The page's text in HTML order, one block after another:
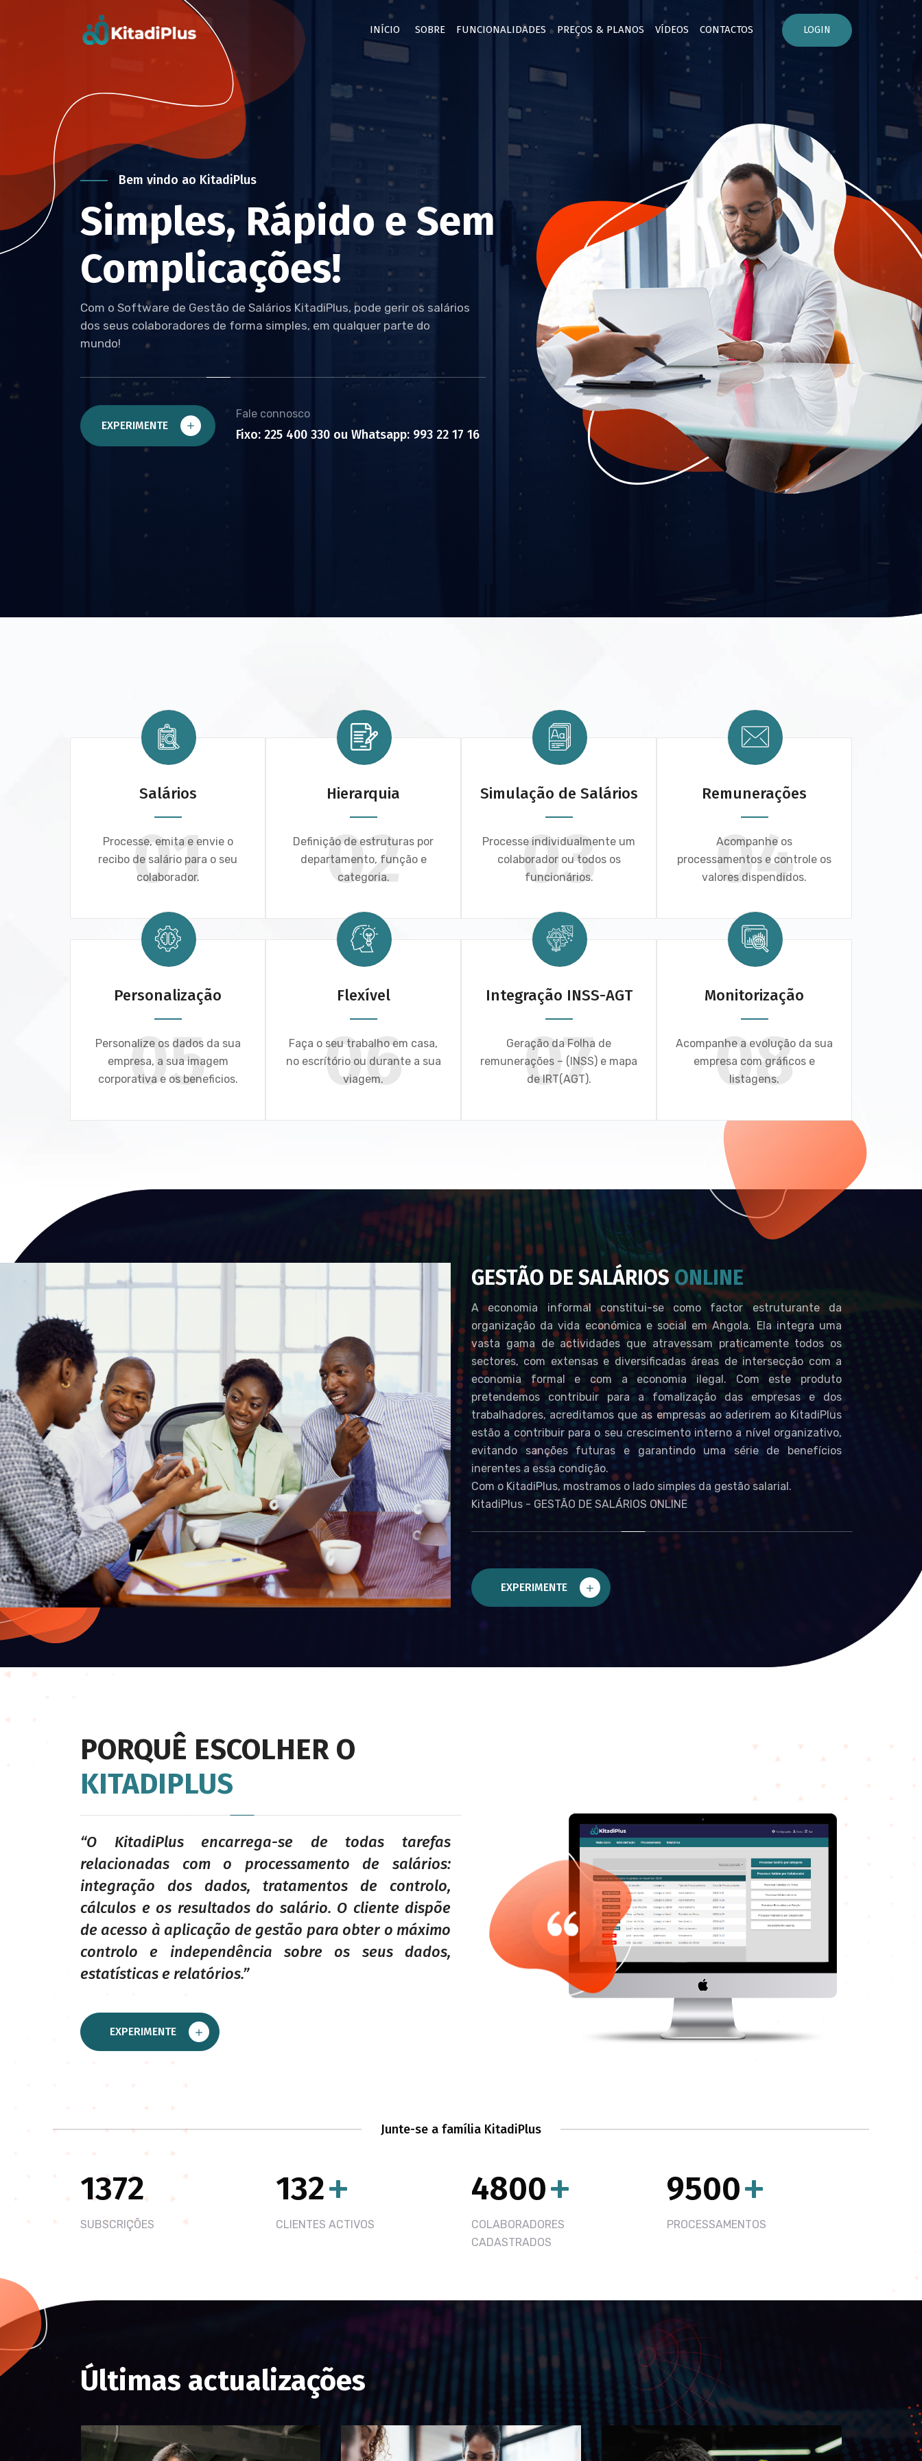
INÍCIO SOBRE FUNCIONALIDADES PREÇOS & PLANOS VÍDEOS CONTACTOS LOGIN
Bem vindo ao KitadiPlus
Simples, Rápido e Sem
Complicações!
Com o Software de Gestão de Salários KitadiPlus, pode gerir os salários
dos seus colaboradores de forma simples, em qualquer parte do
mundo!
EXPERIMENTE
Fale connosco
Fixo: 225 400 330 ou Whatsapp: 993 22 17 16
Salários
01
Processe, emita e envie o
recibo de salário para o seu
colaborador.
Hierarquia
02
Definição de estruturas por
departamento, função e
categoria.
Simulação de Salários
03
Processe individualmente um
colaborador ou todos os
funcionários.
Remunerações
04
Acompanhe os
processamentos e controle os
valores dispendidos.
Personalização
05
Personalize os dados da sua
empresa, a sua imagem
corporativa e os beneficios.
Flexível
06
Faça o seu trabalho em casa,
no escrítório ou durante a sua
viagem.
Integração INSS-AGT
07
Geração da Folha de
remunerações – (INSS) e mapa
de IRT(AGT).
Monitorização
08
Acompanhe a evolução da sua
empresa com gráficos e
listagens.
GESTÃO DE SALÁRIOSONLINE
A economia informal constitui-se como factor estruturante da
organização da vida económica e social em Angola. Ela integra uma
vasta gama de actividades que atravessam praticamente todos os
sectores, com extensas e diversificadas áreas de intersecção com a
economia formal e com a economia ilegal. Com este produto
pretendemos contribuir para a fomalização das empresas e dos
trabalhadores, acreditamos que as empresas ao aderirem ao KitadiPlus
estão a contribuir para o seu crescimento interno a nível organizativo,
evitando sanções futuras e garantindo uma série de benefícios
inerentes a essa condição.
Com o KitadiPlus, mostramos o lado simples da gestão salarial.
KitadiPlus - GESTÃO DE SALÁRIOS ONLINE
EXPERIMENTE
PORQUÊ ESCOLHER O
KITADIPLUS
“O KitadiPlus encarrega-se de todas tarefas
relacionadas com o processamento de salários:
integração dos dados, tratamentos de controlo,
cálculos e os resultados do salário. O cliente dispõe
de acesso à aplicação de gestão para obter o máximo
controlo e independência sobre os seus dados,
estatísticas e relatórios.”
EXPERIMENTE
Junte-se a família KitadiPlus
1372
SUBSCRIÇÕES
132+
CLIENTES ACTIVOS
4800+
COLABORADORES
CADASTRADOS
9500+
PROCESSAMENTOS
Últimas actualizações